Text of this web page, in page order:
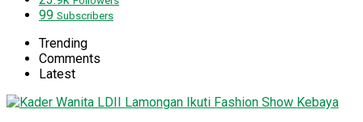
99 Subscribers
Trending
Comments
Latest